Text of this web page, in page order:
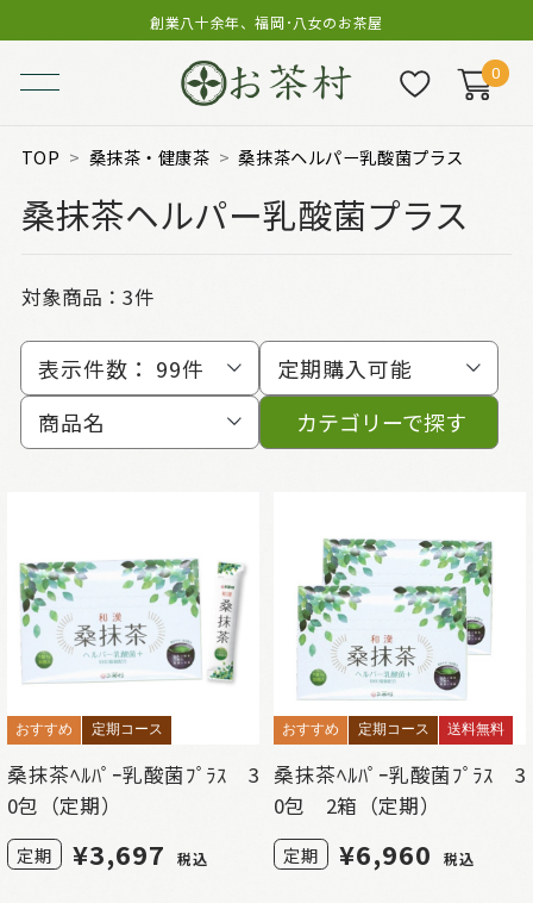
創業八十余年、福岡･八女のお茶屋
0
TOP 桑抹茶・健康茶 桑抹茶ヘルパー乳酸菌プラス
桑抹茶ヘルパー乳酸菌プラス
対象商品： 3件
表示件数： 99件
定期購入可能
商品名
カテゴリーで探す
おすすめ 定期コース
桑抹茶ﾍﾙﾊﾟｰ乳酸菌ﾌﾟﾗｽ 3
0包（定期）
定期 ¥3,697 税込
おすすめ 定期コース 送料無料
桑抹茶ﾍﾙﾊﾟｰ乳酸菌ﾌﾟﾗｽ 3
0包 2箱（定期）
定期 ¥6,960 税込